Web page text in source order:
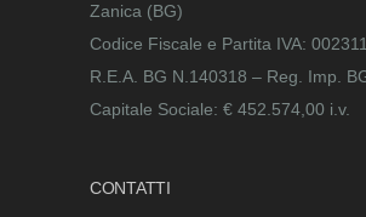
Zanica (BG)
Codice Fiscale e Partita IVA:
R.E.A. BG N.140318 – Reg. Imp.
Capitale Sociale: € 452.574,00 i.v.
CONTATTI